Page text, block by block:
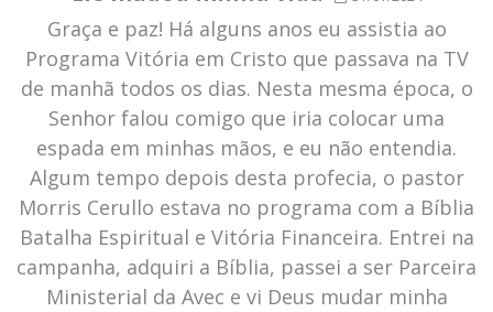
Graça e paz! Há alguns anos eu assistia ao
Programa Vitória em Cristo que passava na TV
de manhã todos os dias. Nesta mesma época, o
Senhor falou comigo que iria colocar uma
espada em minhas mãos, e eu não entendia.
Algum tempo depois desta profecia, o pastor
Morris Cerullo estava no programa com a Bíblia
Batalha Espiritual e Vitória Financeira. Entrei na
campanha, adquiri a Bíblia, passei a ser Parceira
Ministerial da Avec e vi Deus mudar minha